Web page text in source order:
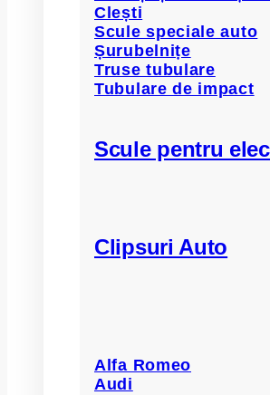
Clești
Scule speciale auto
Șurubelnițe
Truse tubulare
Tubulare de impact
Scule pentru
Clipsuri Auto
Alfa Romeo
Audi